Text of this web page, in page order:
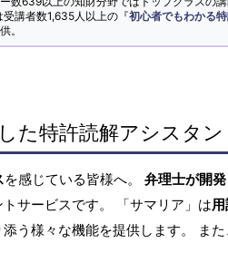
講者数1,635人以上の『初心者でもわかる
。
た特許読解アシスタン
を感じている皆様へ。 弁理士が開発
サービスです。 「サマリア」は
う様々な機能を提供します。 ま